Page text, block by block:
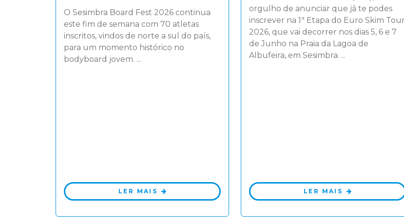
O Sesimbra Board Fest 2026 continua
este fim de semana com 70 atletas
inscritos, vindos de norte a sul do país,
para um momento histórico no
bodyboard jovem. ...
LER MAIS
orgulho de anunciar que já te podes
inscrever na 1ª Etapa do Euro Skim Tour
2026, que vai decorrer nos dias 5, 6 e 7
de Junho na Praia da Lagoa de
Albufeira, em Sesimbra. ...
LER MAIS